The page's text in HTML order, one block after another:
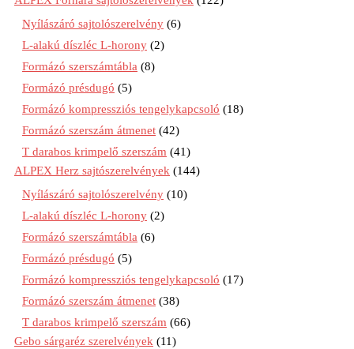
Nyílászáró sajtolószerelvény (6)
L-alakú díszléc L-horony (2)
Formázó szerszámtábla (8)
Formázó présdugó (5)
Formázó kompressziós tengelykapcsoló (18)
Formázó szerszám átmenet (42)
T darabos krimpelő szerszám (41)
ALPEX Herz sajtószerelvények (144)
Nyílászáró sajtolószerelvény (10)
L-alakú díszléc L-horony (2)
Formázó szerszámtábla (6)
Formázó présdugó (5)
Formázó kompressziós tengelykapcsoló (17)
Formázó szerszám átmenet (38)
T darabos krimpelő szerszám (66)
Gebo sárgaréz szerelvények (11)